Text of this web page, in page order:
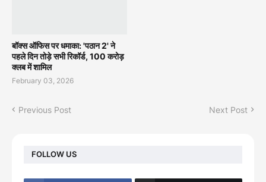
बॉक्स ऑफिस पर धमाका: 'पठान 2' ने
पहले दिन तोड़े सभी रिकॉर्ड, 100 करोड़
क्लब में शामिल
February 03, 2026
Previous Post Next Post
FOLLOW US